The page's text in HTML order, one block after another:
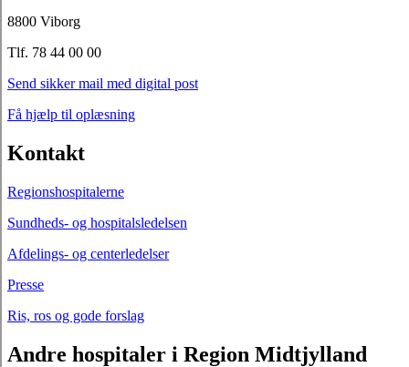
8800 Viborg
Tlf. 78 44 00 00
Send sikker mail med digital post
Få hjælp til oplæsning
Kontakt
Regionshospitalerne
Sundheds- og hospitalsledelsen
Afdelings- og centerledelser
Presse
Ris, ros og gode forslag
Andre hospitaler i Region Midtjylland